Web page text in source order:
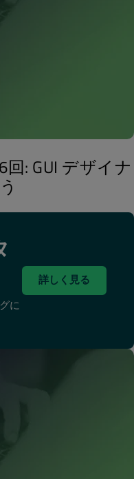
: GUI デザイナ
に
詳しく見る